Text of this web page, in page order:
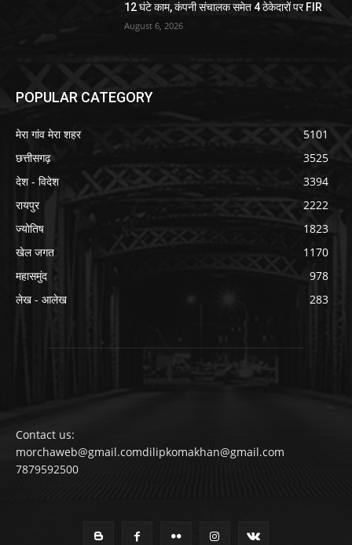
12 घंटे काम, कंपनी संचालक समेत 4 ठेकेदारों पर FIR
August 6, 2026
POPULAR CATEGORY
मेरा गांव मेरा शहर
5101
छत्तीसगढ़
3525
देश - विदेश
3394
रायपुर
2222
ज्योतिष
1823
खेल जगत
1170
महासमुंद
978
लेख - आलेख
283
Contact us:
morchaweb@gmail.comdilipkomakhan@gmail.com
7879592500